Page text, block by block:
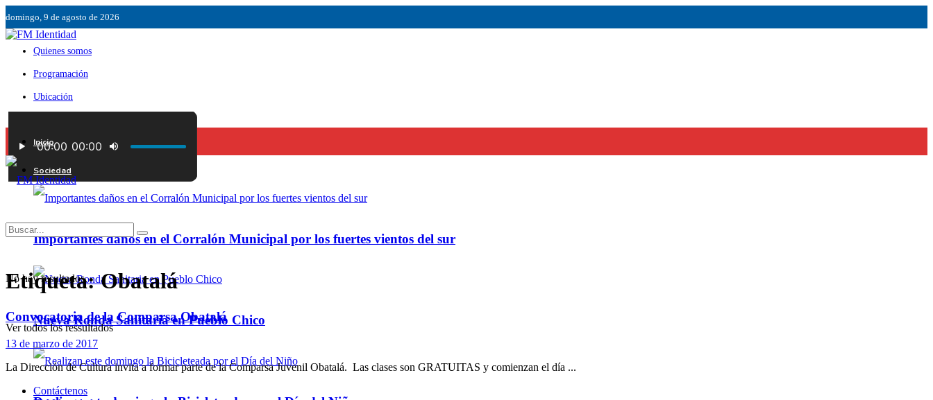
domingo, 9 de agosto de 2026
Quienes somos
Programación
Ubicación
Contáctenos
Inicio
Sociedad
Importantes daños en el Corralón Municipal por los fuertes vientos del sur
Nueva Ronda Sanitaria en Pueblo Chico
No hay resultados.
Ver todos los ressultados
Etiqueta:Obatalá
Convocatoria de la Comparsa Obatalá
13 de marzo de 2017
La Dirección de Cultura invita a formar parte de la Comparsa Juvenil Obatalá. Las clases son GRATUITAS y comienzan el día ...
Contáctenos